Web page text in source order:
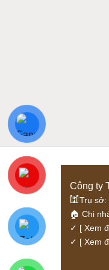
Công ty
🕍 Trụ sở:
🏠 Chi
✓ [ Xem
✓ [ Xem